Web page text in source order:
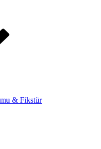
& Fikstür